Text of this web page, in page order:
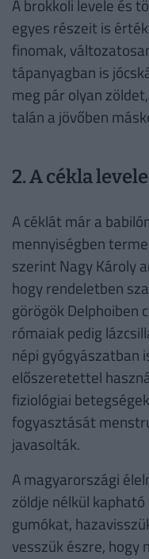
A brokkoli levele és
egyes részeit is
finomak,
tápanyagban is
meg pár olyan
talán a jövőben
2. A cékla
A céklát már a
mennyiségben
szerint Nagy Károly
hogy rendeletben
görögök Delphoiben
rómaiak pedig
népi gyógyászatban
előszeretettel
fiziológiai
fogyasztását
javasolták.
A magyarországi
zöldje nélkül
gumókat,
vesszük észre,